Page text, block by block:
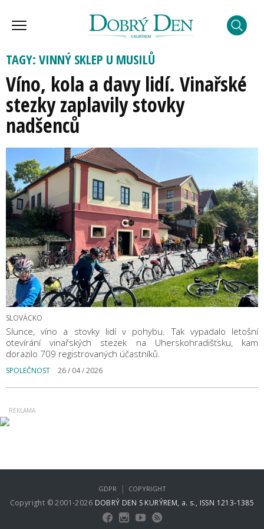
TAGY: VINNÝ SKLEP U MUSILŮ
Víno, kola a davy lidí. Vinařské
stezky zaplavily stovky
nadšenců
SLOVÁCKO
Slunce, víno a stovky lidí v pohybu. Tak vypadalo letošní
otevírání vinařských stezek na Uherskohradišťsku, kam
dorazilo 709 registrovaných účastníků.
SPOLEČNOST 26 / 04 / 2026
Copyright © 2001-2026 DOBRÝ DEN S KURÝREM, a. s., ISSN 1213-1385
GDPR | COPYRIGHT